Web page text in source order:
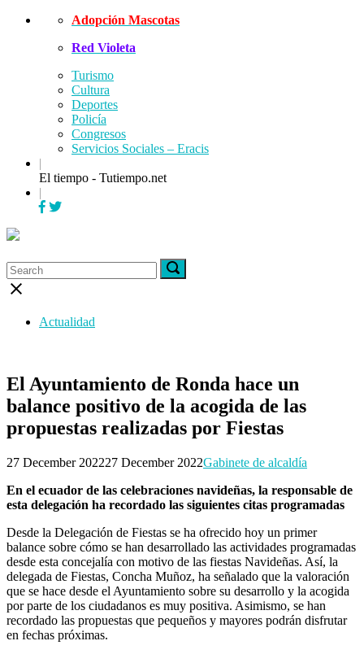
Skip
Adopción Mascotas
Red Violeta
Turismo
Cultura
Deportes
Policía
Congresos
Servicios Sociales – Eracis
|
El tiempo - Tutiempo.net
|
Menu
Search
for:
Search
for:
Search
Close
Actualidad
El Ayuntamiento de Ronda hace un
balance positivo de la acogida de las
propuestas realizadas por Fiestas
27 December 202227 December 2022Gabinete de alcaldía
En el ecuador de las celebraciones navideñas, la responsable de
esta delegación ha recordado las siguientes citas programadas
Desde la Delegación de Fiestas se ha ofrecido hoy un primer
balance sobre cómo se han desarrollado las actividades programadas
desde esta concejalía con motivo de las fiestas Navideñas. Así, la
delegada de Fiestas, Concha Muñoz, ha señalado que la valoración
que se hace desde el Ayuntamiento sobre su desarrollo y la acogida
por parte de los ciudadanos es muy positiva. Asimismo, se han
recordado las propuestas que pequeños y mayores podrán disfrutar
en fechas próximas.